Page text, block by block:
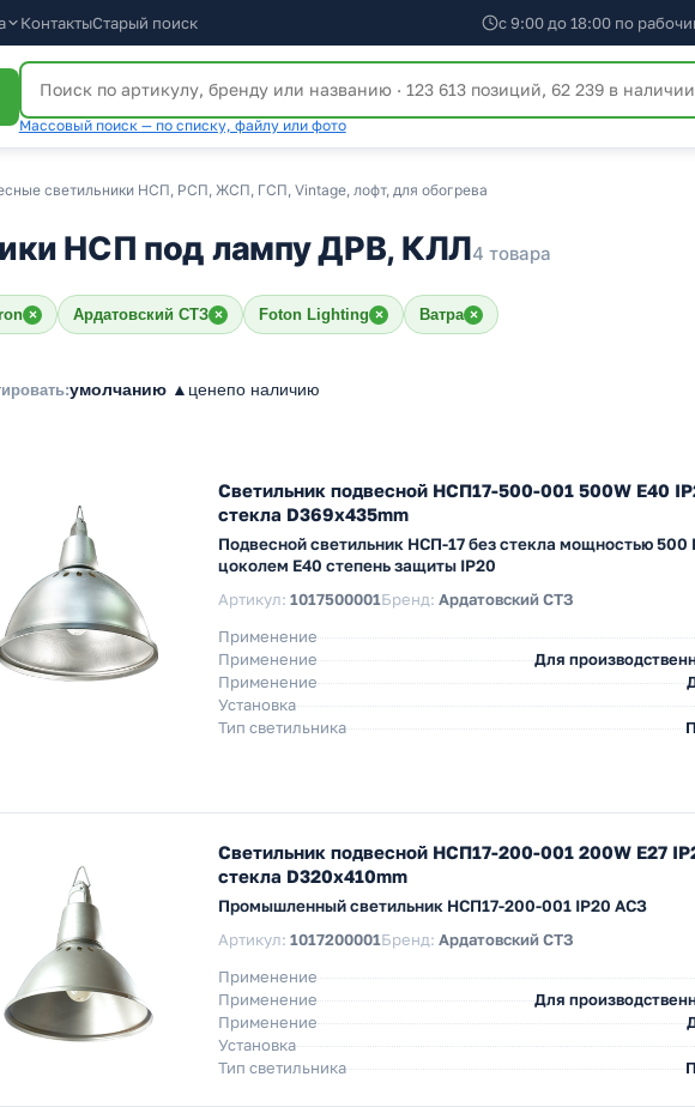
КонтактыСтарый поиск с 9:00 до 18:00 по
Массовый поиск — по списку, файлу или фото
светильники НСП, РСП, ЖСП, ГСП, Vintage, лофт, для обогрева
НСП под лампу ДРВ, КЛЛ4 товара
× Ардатовский СТЗ × Foton Lighting × Ватра ×
умолчанию ▲ ценепо наличию
Светильник подвесной НСП17-500-001 500W Е40
стекла D369х435mm
Подвесной светильник НСП-17 без стекла мощностью 500
цоколем Е40 степень защиты IP20
Артикул: 1017500001Бренд: Ардатовский СТЗ
Применение
Применение
Для
Применение
Установка
Тип светильника
Светильник подвесной НСП17-200-001 200W Е27
стекла D320х410mm
Промышленный светильник НСП17-200-001 IP20 АСЗ
Артикул: 1017200001Бренд: Ардатовский СТЗ
Применение
Применение
Для
Применение
Установка
Тип светильника